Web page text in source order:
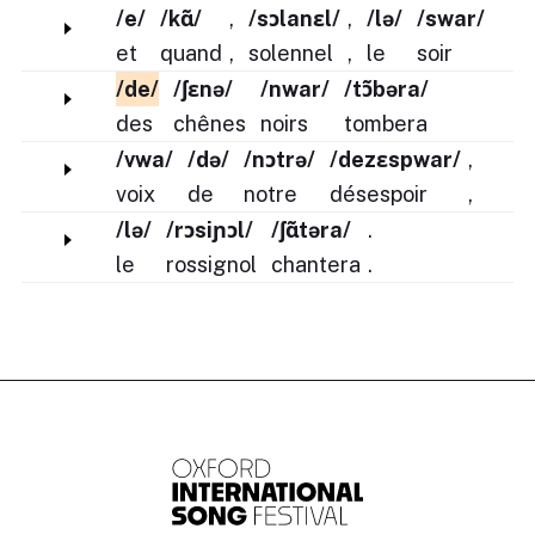
/e/
et
/kɑ̃/
quand
,
,
/sɔlanɛl/
solennel
,
,
/lə/
le
/swar/
soir
/de/
des
/ʃɛnə/
chênes
/nwar/
noirs
/tɔ̃bəra/
tombera
/vwa/
voix
/də/
de
/nɔtrə/
notre
/dezɛspwar/
désespoir
,
,
/lə/
le
/rɔsiɲɔl/
rossignol
/ʃɑ̃təra/
chantera
.
.